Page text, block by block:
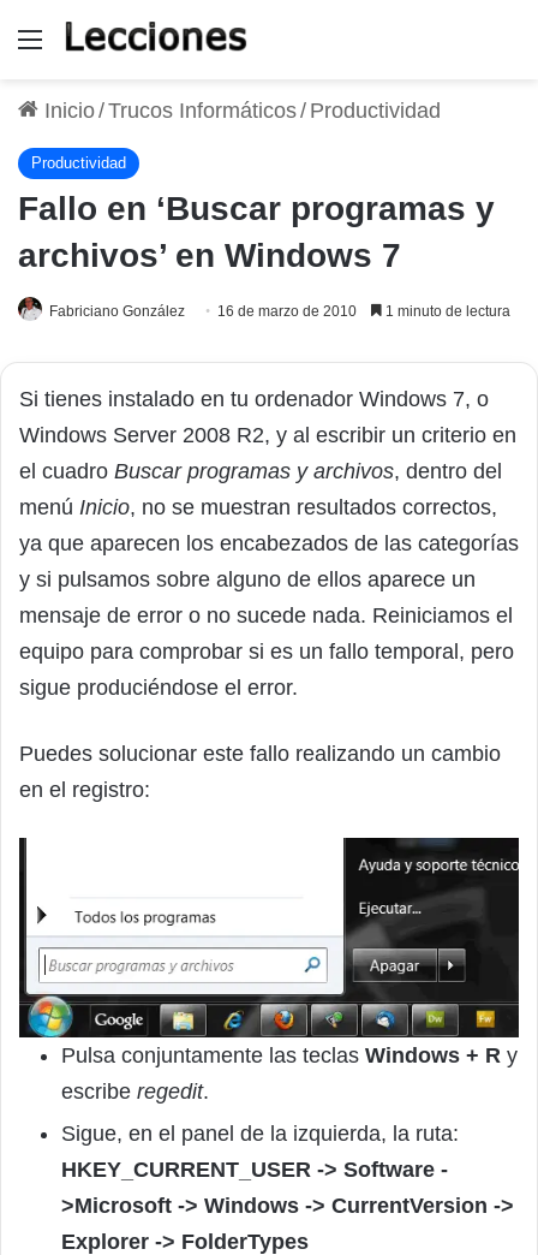
Menú
Inicio/Trucos Informáticos/ Productividad
Productividad
Fallo en ‘Buscar programas y
archivos’ en Windows 7
Fabriciano González 16 de marzo de 2010 1 minuto de lectura
Si tienes instalado en tu ordenador Windows 7, o
Windows Server 2008 R2, y al escribir un criterio en
el cuadro Buscar programas y archivos, dentro del
menú Inicio, no se muestran resultados correctos,
ya que aparecen los encabezados de las categorías
y si pulsamos sobre alguno de ellos aparece un
mensaje de error o no sucede nada. Reiniciamos el
equipo para comprobar si es un fallo temporal, pero
sigue produciéndose el error.
Puedes solucionar este fallo realizando un cambio
en el registro:
Pulsa conjuntamente las teclas Windows + R y
escribe regedit.
Sigue, en el panel de la izquierda, la ruta:
HKEY_CURRENT_USER -> Software -
>Microsoft -> Windows -> CurrentVersion ->
Explorer -> FolderTypes